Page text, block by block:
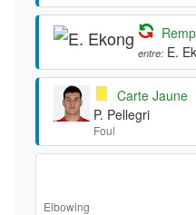
entre: E.
Carte Jaune
P. Pellegri
Foul
Elbowing